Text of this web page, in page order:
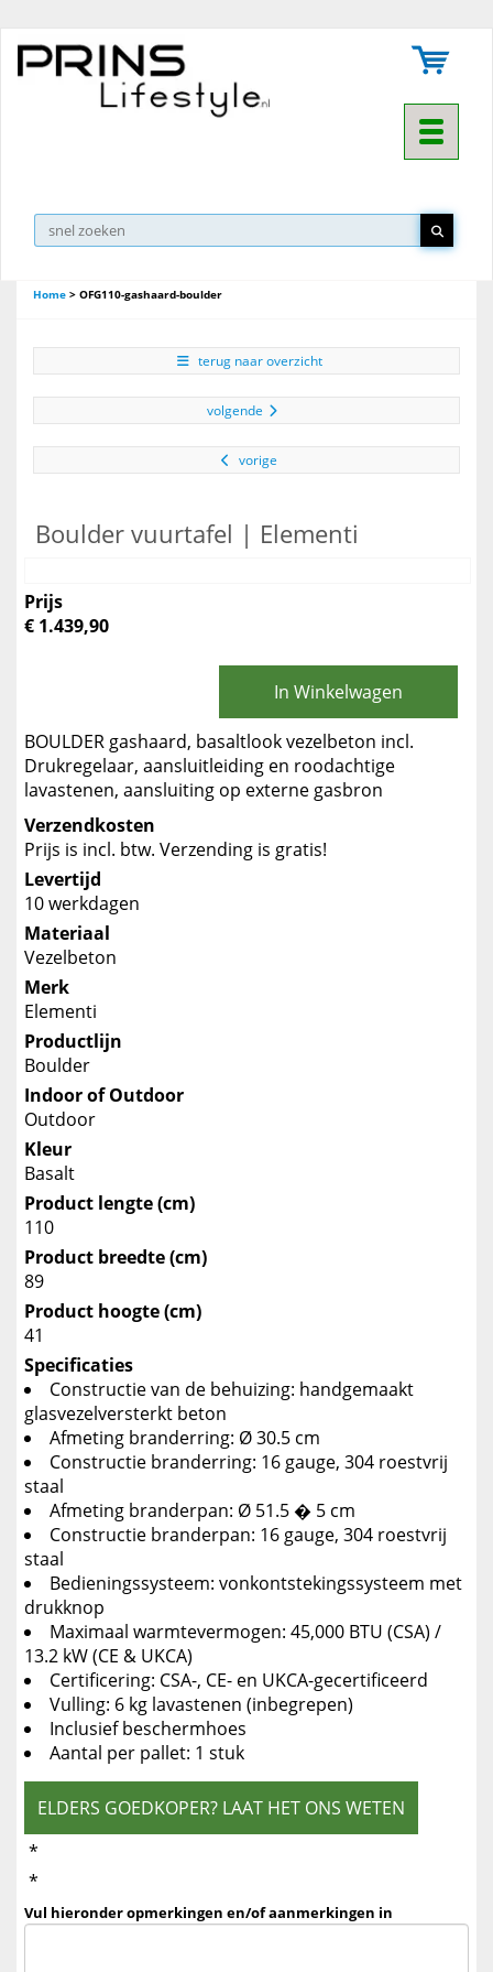
Toggle
Home > OFG110-gashaard-boulder
terug naar overzicht
volgende
vorige
Boulder vuurtafel | Elementi
Prijs
€ 1.439,90
In Winkelwagen
BOULDER gashaard, basaltlook vezelbeton incl.
Drukregelaar, aansluitleiding en roodachtige
lavastenen, aansluiting op externe gasbron
Verzendkosten
Prijs is incl. btw. Verzending is gratis!
Levertijd
10 werkdagen
Materiaal
Vezelbeton
Merk
Elementi
Productlijn
Boulder
Indoor of Outdoor
Outdoor
Kleur
Basalt
Product lengte (cm)
110
Product breedte (cm)
89
Product hoogte (cm)
41
Specificaties
Constructie van de behuizing: handgemaakt
glasvezelversterkt beton
Afmeting branderring: Ø 30.5 cm
Constructie branderring: 16 gauge, 304 roestvrij
staal
Afmeting branderpan: Ø 51.5 � 5 cm
Constructie branderpan: 16 gauge, 304 roestvrij
staal
Bedieningssysteem: vonkontstekingssysteem met
drukknop
Maximaal warmtevermogen: 45,000 BTU (CSA) /
13.2 kW (CE & UKCA)
Certificering: CSA-, CE- en UKCA-gecertificeerd
Vulling: 6 kg lavastenen (inbegrepen)
Inclusief beschermhoes
Aantal per pallet: 1 stuk
ELDERS GOEDKOPER? LAAT HET ONS WETEN
*
*
Vul hieronder opmerkingen en/of aanmerkingen in